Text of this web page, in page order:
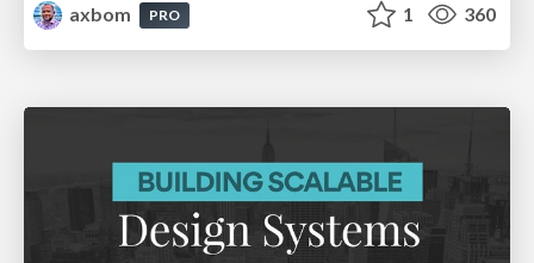
axbom
PRO 1 360